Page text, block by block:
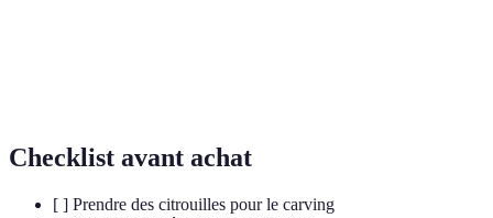
Checklist avant achat
[ ] Prendre des citrouilles pour le carving